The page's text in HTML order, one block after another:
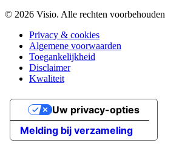
© 2026 Visio. Alle rechten voorbehouden
Privacy & cookies
Algemene voorwaarden
Toegankelijkheid
Disclaimer
Kwaliteit
Melding bij verzameling
Uw privacy-opties